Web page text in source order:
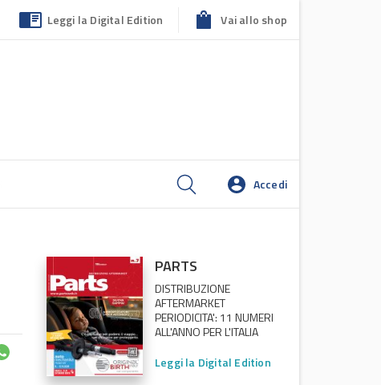
Leggi la Digital Edition Vai allo shop
Accedi
PARTS
DISTRIBUZIONE
AFTERMARKET
PERIODICITA': 11 NUMERI
ALL'ANNO PER L'ITALIA
Leggi la Digital Edition